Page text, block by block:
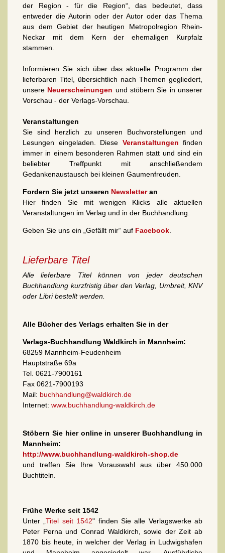
der Region - für die Region“, das bedeutet, dass
entweder die Autorin oder der Autor oder das Thema
aus dem Gebiet der heutigen Metropolregion Rhein-
Neckar mit dem Kern der ehemaligen Kurpfalz
stammen.
Informieren Sie sich über das aktuelle Programm der
lieferbaren Titel, übersichtlich nach Themen gegliedert,
unsere Neuerscheinungen und stöbern Sie in unserer
Vorschau - der Verlags-Vorschau.
Veranstaltungen
Sie sind herzlich zu unseren Buchvorstellungen und
Lesungen eingeladen. Diese Veranstaltungen finden
immer in einem besonderen Rahmen statt und sind ein
beliebter Treffpunkt mit anschließendem
Gedankenaustausch bei kleinen Gaumenfreuden.
Fordern Sie jetzt unseren Newsletteran
Hier finden Sie mit wenigen Klicks alle aktuellen
Veranstaltungen im Verlag und in der Buchhandlung.
Geben Sie uns ein „Gefällt mir“ auf Facebook
Lieferbare Titel
Alle lieferbare Titel können von jeder deutschen
Buchhandlung kurzfristig über den Verlag, Umbreit, KNV
oder Libri bestellt werden.
Alle Bücher des Verlags erhalten Sie in der
Verlags-Buchhandlung Waldkirch in Mannheim:
68259 Mannheim-Feudenheim
Hauptstraße 69a
Tel. 0621-7900161
Fax 0621-7900193
Mail: buchhandlung@waldkirch.de
Internet: www.buchhandlung-waldkirch.de
Stöbern Sie hier online in unserer Buchhandlung in
Mannheim:
http://www.buchhandlung-waldkirch-shop.de
und treffen Sie Ihre Vorauswahl aus über 450.000
Buchtiteln.
Frühe Werke seit 1542
Unter „Titel seit 1542" finden Sie alle Verlagswerke ab
Peter Perna und Conrad Waldkirch, sowie der Zeit ab
1870 bis heute, in welcher der Verlag in Ludwigshafen